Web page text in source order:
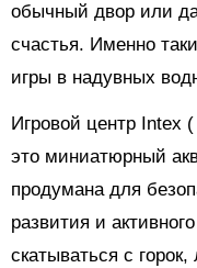
обычный двор или
счастья. Именно
игры в надувных
Игровой центр Intex (
это миниатюрный
продумана для
развития и
скатываться с